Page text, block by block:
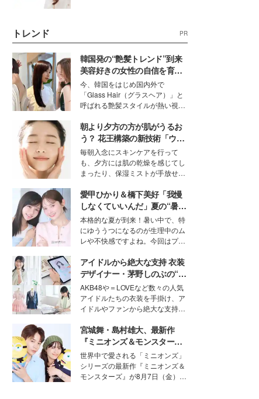
トレンド PR
韓国発の“艶髪トレンド”到来
美容好きの女性の自信を育む
「ヘアケア事情」って？
今、韓国をはじめ国内外で
「Glass Hair（グラスヘア）」と
呼ばれる艶髪スタイルが熱い視線
ションの完成度を高めるベースと
して、“髪そのものの美しさ”に改
めて注目する人が増えている様
子。今回は、そんな憧れの艶やか
な髪を日常で叶える、美容好きの
女性たちのヘアケア事情を紹介し
ます。
朝より夕方の方が肌がうるお
う？ 花王構築の新技術「ウォ
ーターキャプチャリングスキ
ン（捕水肌）」がスキンケア
の常識を変える予感
毎朝入念にスキンケアを行って
も、夕方には肌の乾燥を感じてし
まったり、保湿ミストが手放せな
な美容の常識を大きく変える可能
性を秘めた、革新的な「Water
Capturing Skin（ウォーターキャ
プチャリングスキン：捕水肌）」
技術を、花王が構築した。
愛甲ひかり＆橋下美好「我慢
しなくていいんだ」夏の“暑さ
対策”の新しい選択肢とは？
本格的な夏が到来！暑い中で、特
にゆううつになるのが生理中のム
レや不快感ですよね。今回はプラ
モデル・愛甲ひかりさんと橋下美
好さんを迎えて本音で女子会トー
ク。猛暑のお出かけを快適に過ご
すヒントや、2人が感動した夏の
生理の新常識にも迫りました。
アイドルから絶大な支持 衣装
デザイナー・茅野しのぶの“可
愛い”を作る美学＜「シチズン
クロスシー」インタビュー＞
AKB48や＝LOVEなど数々の人気
アイドルたちの衣装を手掛け、ア
イドルやファンから絶大な支持を
取締役兼クリエイティブディレク
ター・茅野しのぶ。一人ひとりの
個性に寄り添い、魅力を引き出す
衣装作りは、多くの女性たちに勇
気と自信を与え続けている。
宮城舞・島村雄大、最新作
『ミニオンズ＆モンスター
ズ』の魅力熱弁 ハチャメチャ
だけじゃない“友情と絆”に感
動
世界中で愛される「ミニオンズ」
シリーズの最新作『ミニオンズ＆
モンスターズ』が8月7日（金）に